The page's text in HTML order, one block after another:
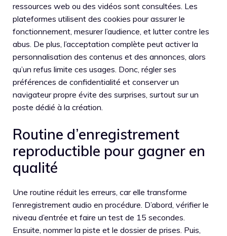
ressources web ou des vidéos sont consultées. Les
plateformes utilisent des cookies pour assurer le
fonctionnement, mesurer l’audience, et lutter contre les
abus. De plus, l’acceptation complète peut activer la
personnalisation des contenus et des annonces, alors
qu’un refus limite ces usages. Donc, régler ses
préférences de confidentialité et conserver un
navigateur propre évite des surprises, surtout sur un
poste dédié à la création.
Routine d’enregistrement
reproductible pour gagner en
qualité
Une routine réduit les erreurs, car elle transforme
l’enregistrement audio en procédure. D’abord, vérifier le
niveau d’entrée et faire un test de 15 secondes.
Ensuite, nommer la piste et le dossier de prises. Puis,